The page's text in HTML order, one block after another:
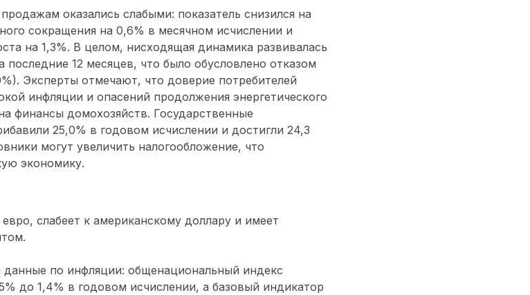
оказались слабыми: показатель снизился на
сокращения на 0,6% в месячном исчислении и
на 1,3%. В целом, нисходящая динамика развивалась
12 месяцев, что было обусловлено отказом
Эксперты отмечают, что доверие потребителей
инфляции и опасений продолжения энергетического
финансы домохозяйств. Государственные
25,0% в годовом исчислении и достигли 24,3
могут увеличить налогообложение, что
экономику.
слабеет к американскому доллару и имеет
по инфляции: общенациональный индекс
до 1,4% в годовом исчислении, а базовый индикатор